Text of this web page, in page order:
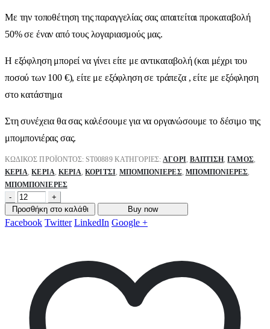
Με την τοποθέτηση της παραγγελίας σας απαιτείται προκαταβολή
50% σε έναν από τους λογαριασμούς μας.
Η εξόφληση μπορεί να γίνει είτε με αντικαταβολή (και μέχρι του
ποσού των 100 €), είτε με εξόφληση σε τράπεζα , είτε με εξόφληση
στο κατάστημα
Στη συνέχεια θα σας καλέσουμε για να οργανώσουμε το δέσιμο της
μπομπονιέρας σας.
ΚΩΔΙΚΌΣ ΠΡΟΪΌΝΤΟΣ:ST00889 ΚΑΤΗΓΟΡΊΕΣ: ΑΓΌΡΙ, ΒΑΠΤΙΣΗ ,ΓΑΜΟΣ,
ΚΕΡΙΆ ,ΚΕΡΙΆ ΚΕΡΙΆ ,ΚΟΡΊΤΣΙ, ΜΠΟΜΠΟΝΙΈΡΕΣ, ΜΠΟΜΠΟΝΙΈΡΕΣ
ΜΠΟΜΠΟΝΙΈΡΕΣ
-
+
Προσθήκη στο καλάθι
Buy now
Facebook Twitter LinkedIn Google +